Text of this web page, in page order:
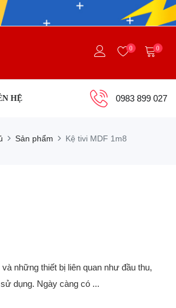
0 0
HỆ 0983 899 027
Sản phẩm Kệ tivi MDF 1m8
những thiết bị liên quan như đầu thu,
dụng. Ngày càng có ...